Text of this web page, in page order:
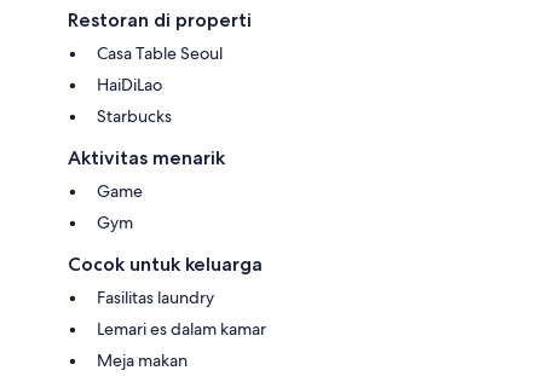
Restoran di properti
Casa Table Seoul
HaiDiLao
Starbucks
Aktivitas menarik
Game
Gym
Cocok untuk keluarga
Fasilitas laundry
Lemari es dalam kamar
Meja makan